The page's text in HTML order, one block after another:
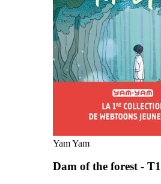
Yam Yam
Dam of the forest - T1